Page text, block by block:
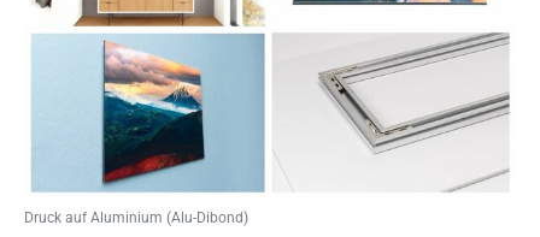
Druck auf Aluminium (Alu-Dibond)